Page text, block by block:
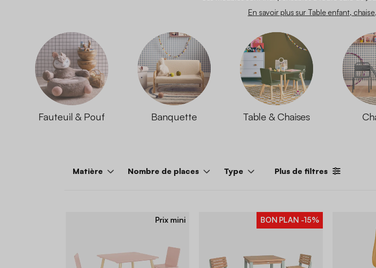
En savoir plus sur Table enfant,
Fauteuil & Pouf Banquette Table & Chaises
Matière Nombre de places Type Plus de filtres
Prix mini BON PLAN -15%